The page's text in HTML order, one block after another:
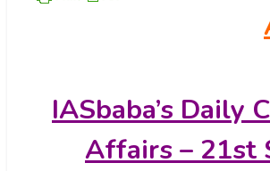
IASbaba’s Daily
Affairs – 21st